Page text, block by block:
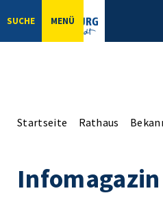
SUCHE MENÜ
Startseite Rathaus